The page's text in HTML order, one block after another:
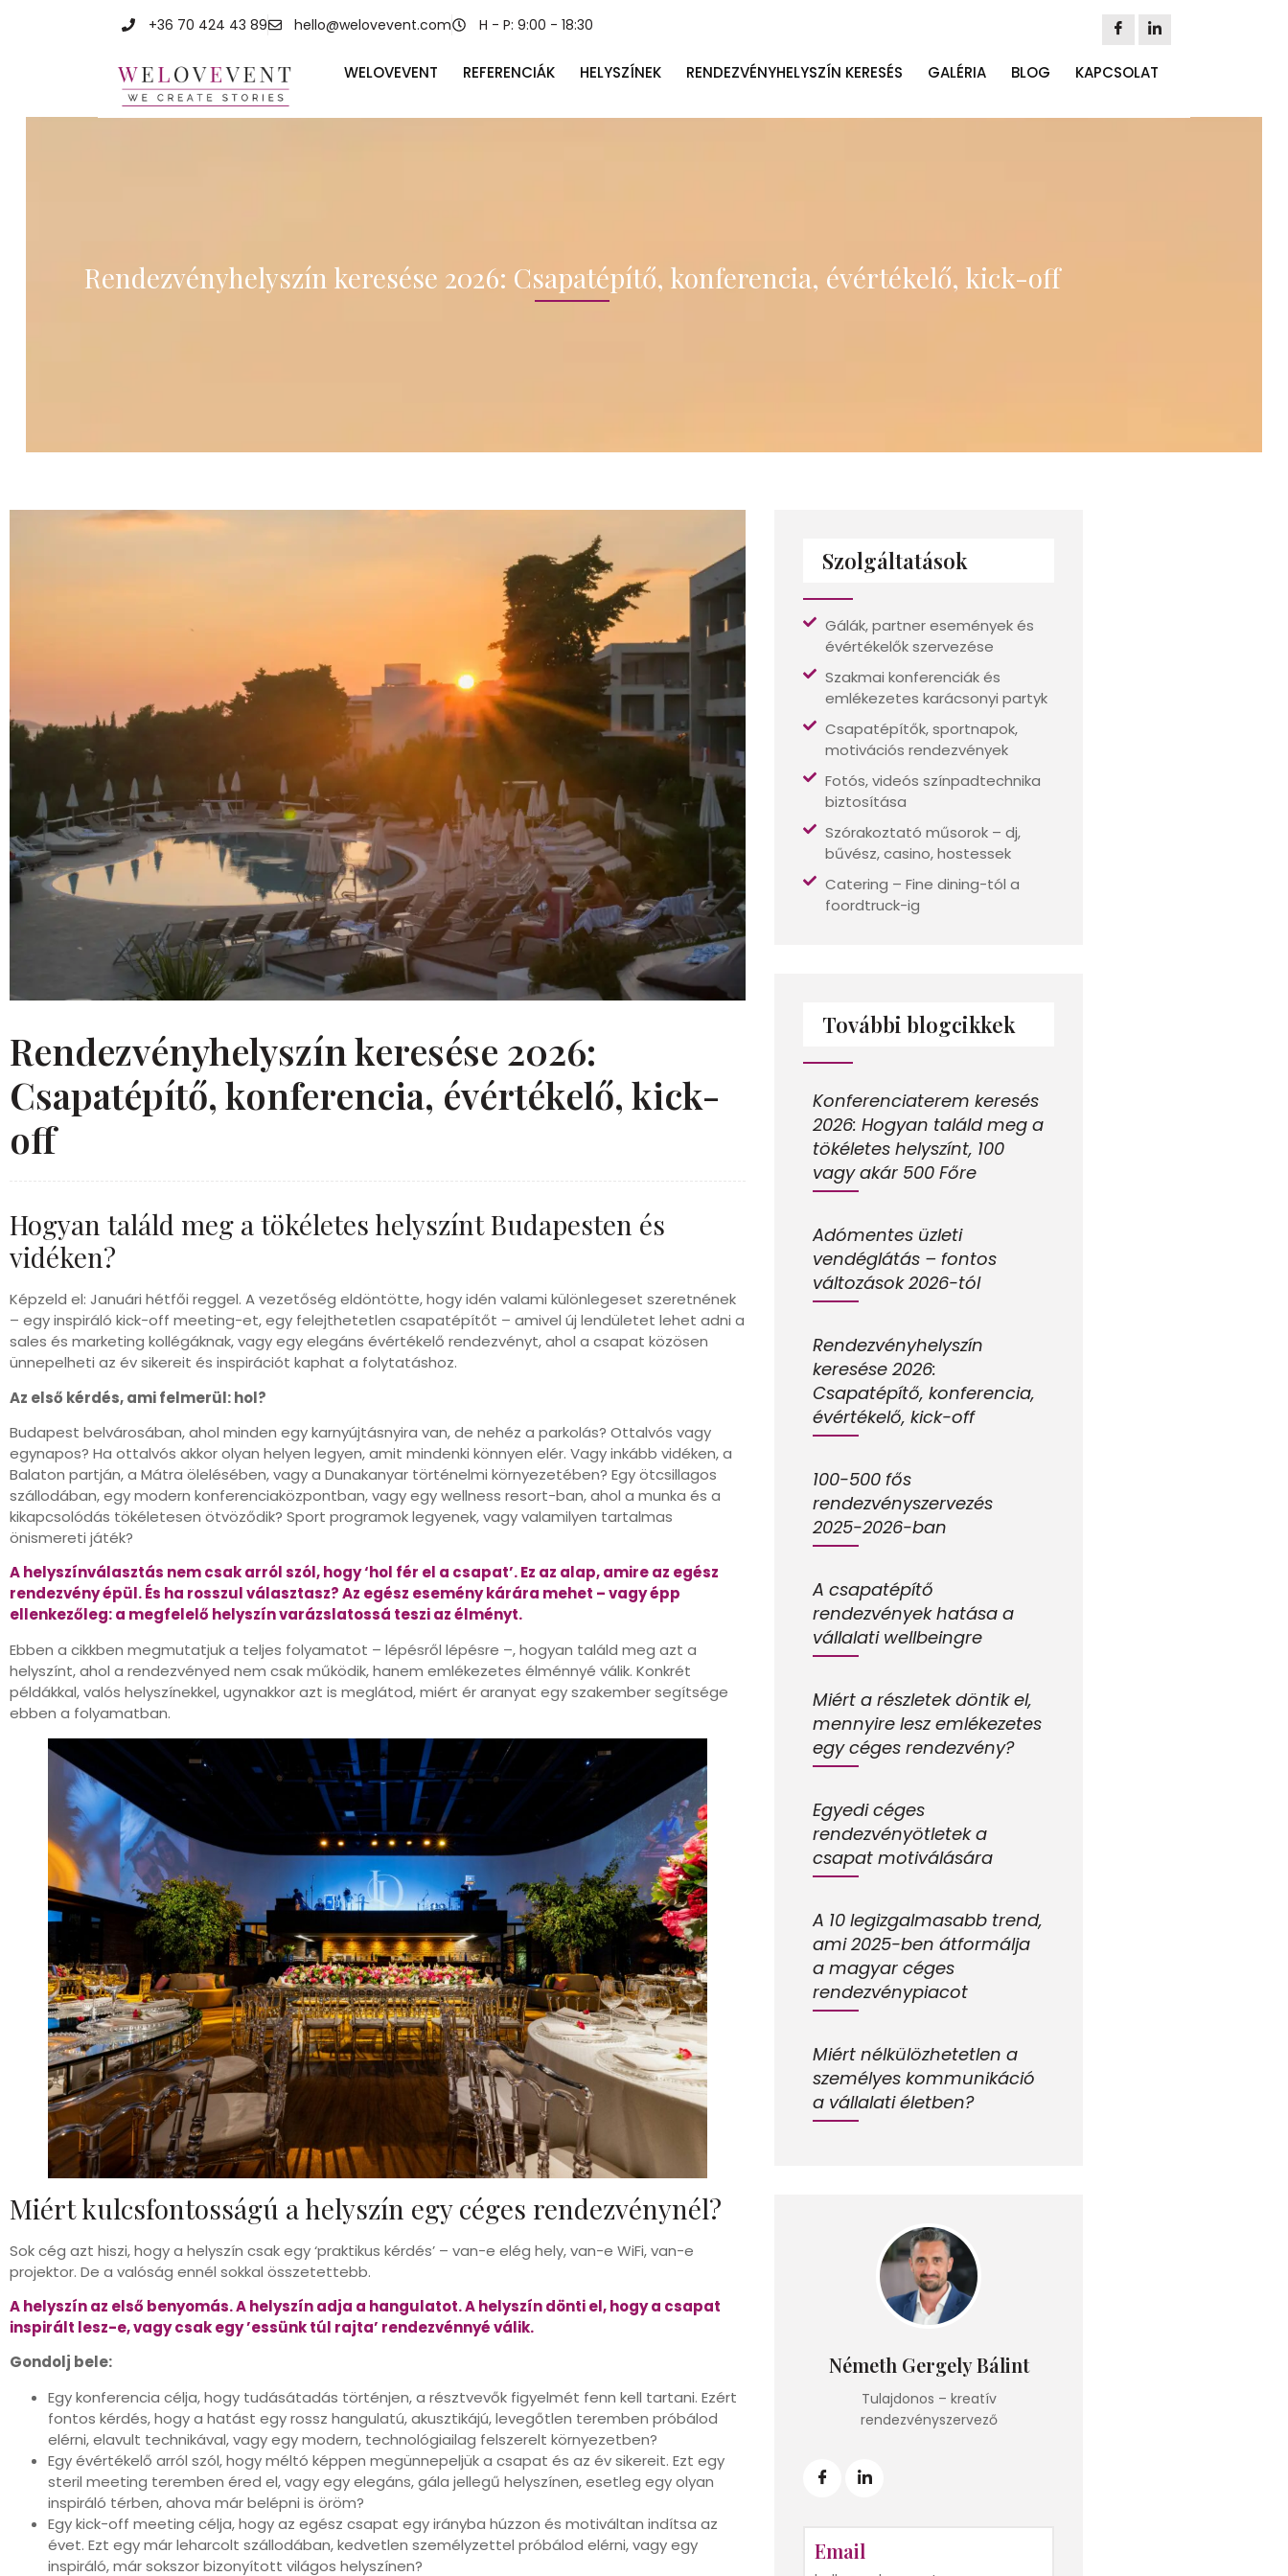
+36 70 424 43 89 hello@welovevent.com H - P: 9:00 - 18:30
WELOVEVENT REFERENCIÁK HELYSZÍNEK RENDEZVÉNYHELYSZÍN KERESÉS GALÉRIA BLOG KAPCSOLAT
Rendezvényhelyszín keresése 2026: Csapatépítő, konferencia, évértékelő, kick-off
Rendezvényhelyszín keresése 2026:
Csapatépítő, konferencia, évértékelő, kick-
off
Hogyan találd meg a tökéletes helyszínt Budapesten és
vidéken?
Képzeld el: Januári hétfői reggel. A vezetőség eldöntötte, hogy idén valami különlegeset szeretnének
– egy inspiráló kick-off meeting-et, egy felejthetetlen csapatépítőt – amivel új lendületet lehet adni a
sales és marketing kollégáknak, vagy egy elegáns évértékelő rendezvényt, ahol a csapat közösen
ünnepelheti az év sikereit és inspirációt kaphat a folytatáshoz.
Az első kérdés, ami felmerül: hol?
Budapest belvárosában, ahol minden egy karnyújtásnyira van, de nehéz a parkolás? Ottalvós vagy
egynapos? Ha ottalvós akkor olyan helyen legyen, amit mindenki könnyen elér. Vagy inkább vidéken, a
Balaton partján, a Mátra ölelésében, vagy a Dunakanyar történelmi környezetében? Egy ötcsillagos
szállodában, egy modern konferenciaközpontban, vagy egy wellness resort-ban, ahol a munka és a
kikapcsolódás tökéletesen ötvöződik? Sport programok legyenek, vagy valamilyen tartalmas
önismereti játék?
A helyszínválasztás nem csak arról szól, hogy ‘hol fér el a csapat’. Ez az alap, amire az egész
rendezvény épül. És ha rosszul választasz? Az egész esemény kárára mehet – vagy épp
ellenkezőleg: a megfelelő helyszín varázslatossá teszi az élményt.
Ebben a cikkben megmutatjuk a teljes folyamatot – lépésről lépésre –, hogyan találd meg azt a
helyszínt, ahol a rendezvényed nem csak működik, hanem emlékezetes élménnyé válik. Konkrét
példákkal, valós helyszínekkel, ugynakkor azt is meglátod, miért ér aranyat egy szakember segítsége
ebben a folyamatban.
Miért kulcsfontosságú a helyszín egy céges rendezvénynél?
Sok cég azt hiszi, hogy a helyszín csak egy ‘praktikus kérdés’ – van-e elég hely, van-e WiFi, van-e
projektor. De a valóság ennél sokkal összetettebb.
A helyszín az első benyomás. A helyszín adja a hangulatot. A helyszín dönti el, hogy a csapat
inspirált lesz-e, vagy csak egy ’essünk túl rajta’ rendezvénnyé válik.
Gondolj bele:
Egy konferencia célja, hogy tudásátadás történjen, a résztvevők figyelmét fenn kell tartani. Ezért
fontos kérdés, hogy a hatást egy rossz hangulatú, akusztikájú, levegőtlen teremben próbálod
elérni, elavult technikával, vagy egy modern, technológiailag felszerelt környezetben?
Egy évértékelő arról szól, hogy méltó képpen megünnepeljük a csapat és az év sikereit. Ezt egy
steril meeting teremben éred el, vagy egy elegáns, gála jellegű helyszínen, esetleg egy olyan
inspiráló térben, ahova már belépni is öröm?
Egy kick-off meeting célja, hogy az egész csapat egy irányba húzzon és motiváltan indítsa az
évet. Ezt egy már leharcolt szállodában, kedvetlen személyzettel próbálod elérni, vagy egy
inspiráló, már sokszor bizonyított világos helyszínen?
Szolgáltatások
Gálák, partner események és
évértékelők szervezése
Szakmai konferenciák és
emlékezetes karácsonyi partyk
Csapatépítők, sportnapok,
motivációs rendezvények
Fotós, videós színpadtechnika
biztosítása
Szórakoztató műsorok – dj,
bűvész, casino, hostessek
Catering – Fine dining-tól a
foordtruck-ig
További blogcikkek
Konferenciaterem keresés
2026: Hogyan találd meg a
tökéletes helyszínt, 100
vagy akár 500 Főre
Adómentes üzleti
vendéglátás – fontos
változások 2026-tól
Rendezvényhelyszín
keresése 2026:
Csapatépítő, konferencia,
évértékelő, kick-off
100-500 fős
rendezvényszervezés
2025-2026-ban
A csapatépítő
rendezvények hatása a
vállalati wellbeingre
Miért a részletek döntik el,
mennyire lesz emlékezetes
egy céges rendezvény?
Egyedi céges
rendezvényötletek a
csapat motiválására
A 10 legizgalmasabb trend,
ami 2025-ben átformálja
a magyar céges
rendezvénypiacot
Miért nélkülözhetetlen a
személyes kommunikáció
a vállalati életben?
Németh Gergely Bálint
Tulajdonos – kreatív
rendezvényszervező
Email